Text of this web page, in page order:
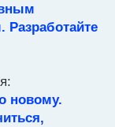
Разработайте
новому.